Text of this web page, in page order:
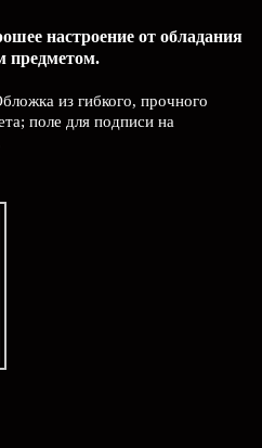
настроение от обладания
предметом.
из гибкого, прочного
поле для подписи на